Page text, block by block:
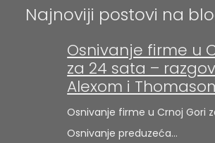
Najnoviji postovi na
Osnivanje firme u
za 24 sata –
Alexom i
Osnivanje firme u Crnoj Gori
Osnivanje preduzeća…